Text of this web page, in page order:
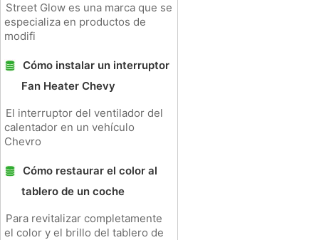
Street Glow es una marca que se
especializa en productos de
modifi
Cómo instalar un interruptor
Fan Heater Chevy
El interruptor del ventilador del
calentador en un vehículo
Chevro
Cómo restaurar el color al
tablero de un coche
Para revitalizar completamente
el color y el brillo del tablero de